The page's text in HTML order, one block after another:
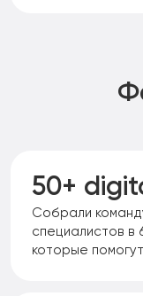
50+
Собрали
специалистов в
которые